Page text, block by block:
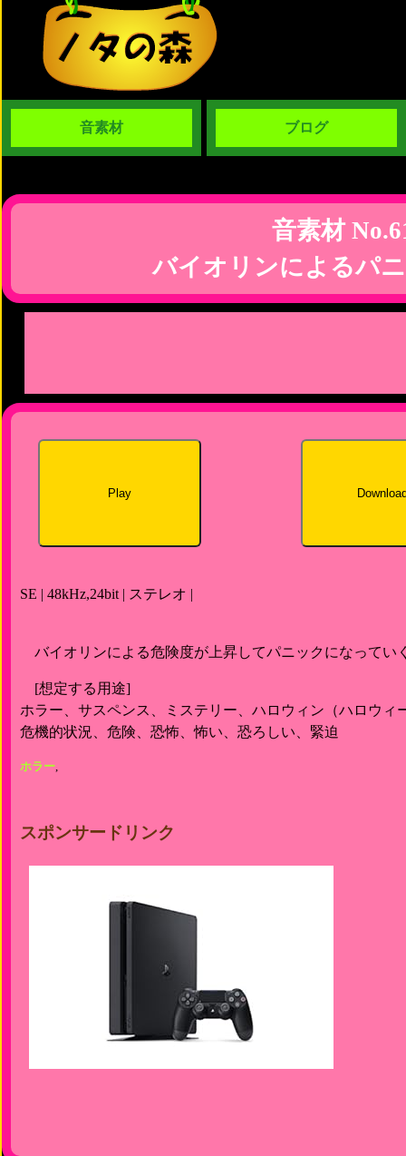
音素材 ブログ
音素材
バイオリンによるパ
Play
SE | 48kHz,24bit | ステレオ |
バイオリンによる危険度が上昇してパニックになってい
[想定する用途]
ホラー、サスペンス、ミステリー、ハロウィン（ハロウィ
危機的状況、危険、恐怖、怖い、恐ろしい、緊迫
ホラー,
スポンサードリンク